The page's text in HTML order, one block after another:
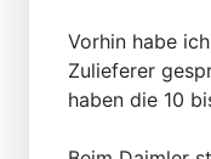
Vorhin habe
Zulieferer
haben die 10